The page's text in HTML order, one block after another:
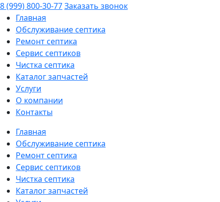
8 (999) 800-30-77Заказать звонок
Главная
Обслуживание септика
Ремонт септика
Сервис септиков
Чистка септика
Каталог запчастей
Услуги
О компании
Контакты
Главная
Обслуживание септика
Ремонт септика
Сервис септиков
Чистка септика
Каталог запчастей